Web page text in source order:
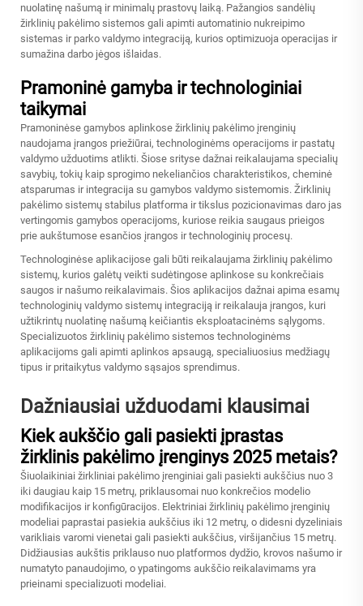
nuolatinę našumą ir minimalų prastovų laiką. Pažangios sandėlių
žirklinių pakėlimo sistemos gali apimti automatinio nukreipimo
sistemas ir parko valdymo integraciją, kurios optimizuoja operacijas ir
sumažina darbo jėgos išlaidas.
Pramoninė gamyba ir technologiniai
taikymai
Pramoninėse gamybos aplinkose žirklinių pakėlimo įrenginių
naudojama įrangos priežiūrai, technologinėms operacijoms ir pastatų
valdymo užduotims atlikti. Šiose srityse dažnai reikalaujama specialių
savybių, tokių kaip sprogimo nekeliančios charakteristikos, cheminė
atsparumas ir integracija su gamybos valdymo sistemomis. Žirklinių
pakėlimo sistemų stabilus platforma ir tikslus pozicionavimas daro jas
vertingomis gamybos operacijoms, kuriose reikia saugaus prieigos
prie aukštumose esančios įrangos ir technologinių procesų.
Technologinėse aplikacijose gali būti reikalaujama žirklinių pakėlimo
sistemų, kurios galėtų veikti sudėtingose aplinkose su konkrečiais
saugos ir našumo reikalavimais. Šios aplikacijos dažnai apima esamų
technologinių valdymo sistemų integraciją ir reikalauja įrangos, kuri
užtikrintų nuolatinę našumą keičiantis eksploatacinėms sąlygoms.
Specializuotos žirklinių pakėlimo sistemos technologinėms
aplikacijoms gali apimti aplinkos apsaugą, specialiuosius medžiagų
tipus ir pritaikytus valdymo sąsajos sprendimus.
Dažniausiai užduodami klausimai
Kiek aukščio gali pasiekti įprastas
žirklinis pakėlimo įrenginys 2025 metais?
Šiuolaikiniai žirkliniai pakėlimo įrenginiai gali pasiekti aukščius nuo 3
iki daugiau kaip 15 metrų, priklausomai nuo konkrečios modelio
modifikacijos ir konfigūracijos. Elektriniai žirklinių pakėlimo įrenginių
modeliai paprastai pasiekia aukščius iki 12 metrų, o didesni dyzeliniais
varikliais varomi vienetai gali pasiekti aukščius, viršijančius 15 metrų.
Didžiausias aukštis priklauso nuo platformos dydžio, krovos našumo ir
numatyto panaudojimo, o ypatingoms aukščio reikalavimams yra
prieinami specializuoti modeliai.